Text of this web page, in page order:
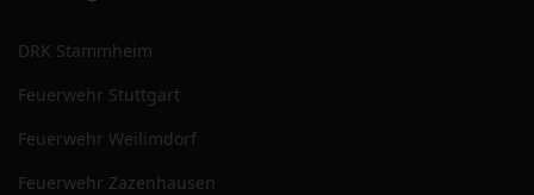
DRK Stammheim
Feuerwehr Stuttgart
Feuerwehr Weilimdorf
Feuerwehr Zazenhausen